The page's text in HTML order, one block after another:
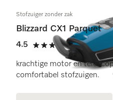
Stofzuiger zonder zak
Blizzard CX1 Parquet
4.5
4.5 sterren op 5
(2
krachtige motor en
comfortabel stofzuigen.